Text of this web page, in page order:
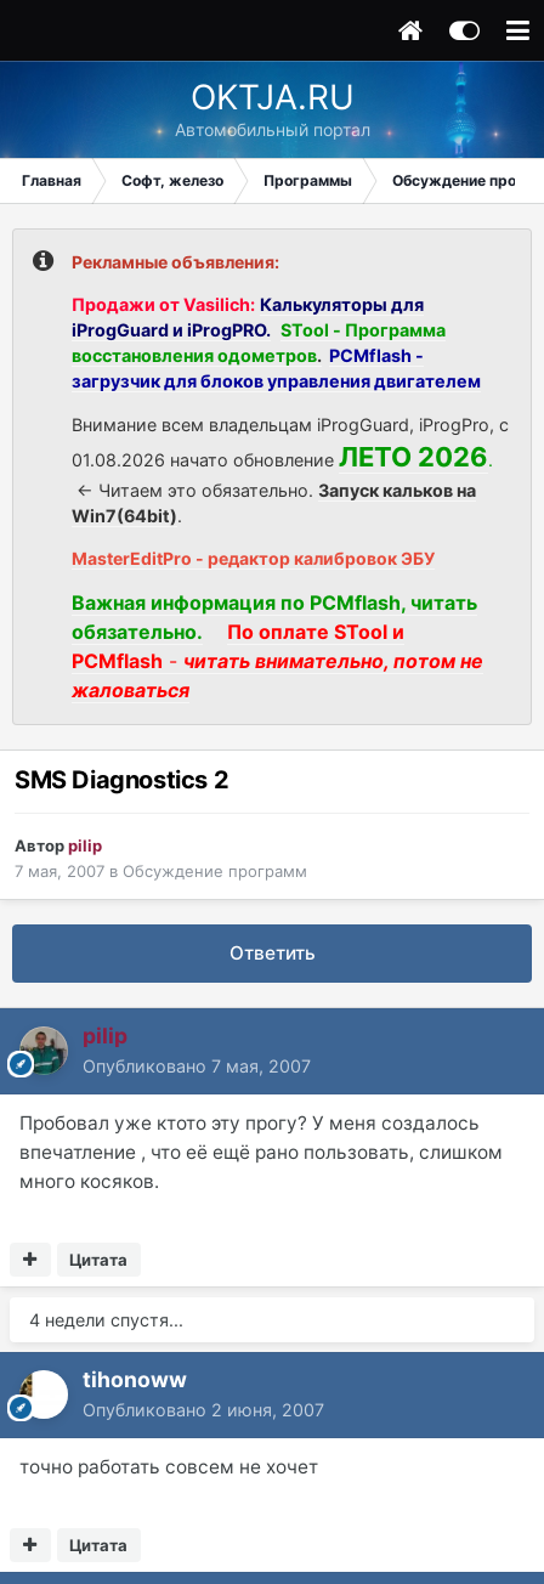
OKTJA.RU
Автомобильный портал
Главная Софт, железо Программы Обсуждение
Рекламные объявления:
Продажи от Vasilich: Калькуляторы для
iProgGuard и iProgPRO. STool - Программа
восстановления одометров. PCMflash -
загрузчик для блоков управления двигателем
Внимание всем владельцам iProgGuard, iProgPro, с
01.08.2026 начато обновление ЛЕТО 2026.
<- Читаем это обязательно. Запуск кальков на
Win7(64bit).
MasterEditPro - редактор калибровок ЭБУ
Важная информация по PCMflash, читать
обязательно.
По оплате STool и
PCMflash - читать внимательно, потом не
жаловаться
SMS Diagnostics 2
Авторpilip
7 мая, 2007 в Обсуждение программ
Ответить
pilip
Опубликовано 7 мая, 2007
Пробовал уже ктото эту прогу? У меня создалось
впечатление , что её ещё рано пользовать, слишком
много косяков.
Цитата
4 недели спустя...
tihonoww
Опубликовано 2 июня, 2007
точно работать совсем не хочет
Цитата